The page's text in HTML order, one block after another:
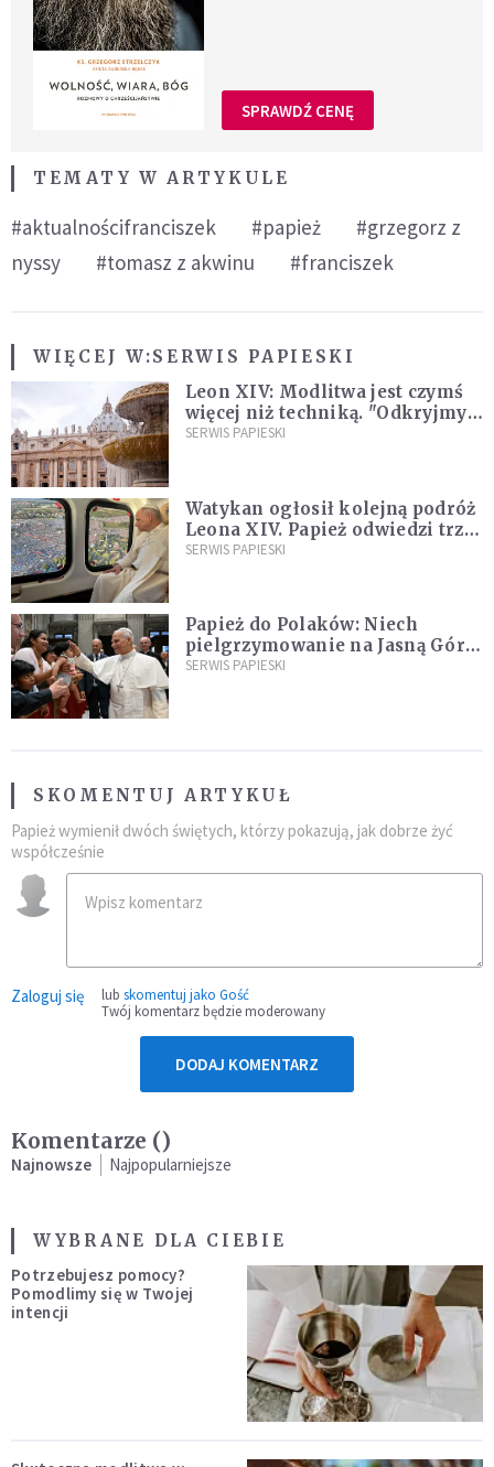
SPRAWDŹ CENĘ
TEMATY W ARTYKULE
#aktualnościfranciszek #papież
#grzegorz z
nyssy
#tomasz z akwinu #franciszek
WIĘCEJ W:SERWIS PAPIESKI
Leon XIV: Modlitwa jest czymś
więcej niż techniką. "Odkryjmy
ją na nowo"
SERWIS PAPIESKI
Watykan ogłosił kolejną podróż
Leona XIV. Papież odwiedzi trzy
kraje Ameryki Południowej
SERWIS PAPIESKI
Papież do Polaków: Niech
pielgrzymowanie na Jasną Górę
umocni wiarę i nadzieję
SERWIS PAPIESKI
SKOMENTUJ ARTYKUŁ
Papież wymienił dwóch świętych, którzy pokazują, jak dobrze żyć
współcześnie
Zaloguj się lub skomentuj jako Gość
Twój komentarz będzie moderowany
DODAJ KOMENTARZ
Komentarze ()
Najnowsze Najpopularniejsze
WYBRANE DLA CIEBIE
Potrzebujesz pomocy?
Pomodlimy się w Twojej
intencji